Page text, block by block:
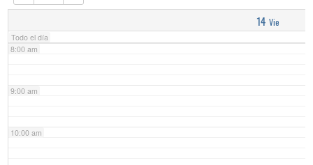
14 Vie
Todo el día
7:00 am
8:00 am
9:00 am
10:00 am